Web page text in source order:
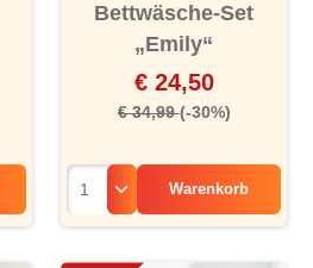
Bettwäsche-Set
„Emily“
€ 24,50
€ 34,99(-30%)
Warenkorb